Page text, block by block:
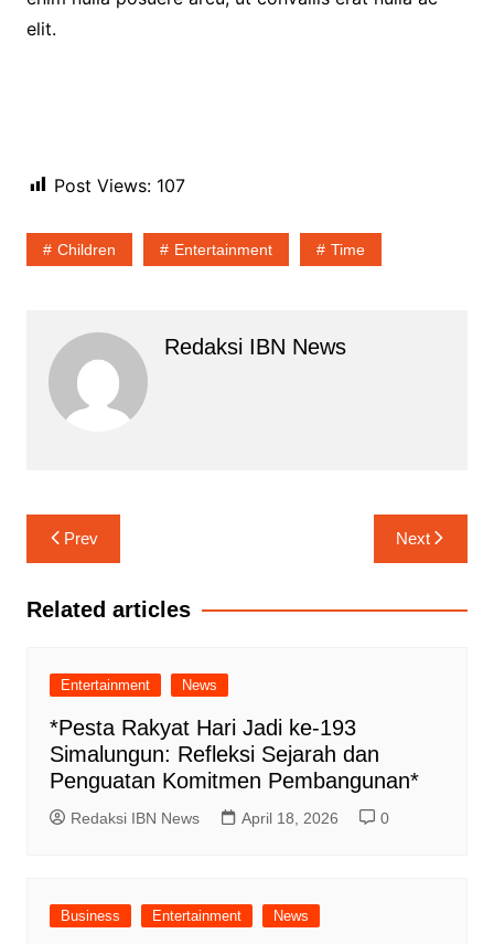
elit.
Post Views: 107
Children Entertainment Time
Redaksi IBN News
Navigasi
pos
Prev Next
Related articles
Entertainment News
*Pesta Rakyat Hari Jadi ke-193
Simalungun: Refleksi Sejarah dan
Penguatan Komitmen Pembangunan*
Redaksi IBN News April 18, 2026 0
Business Entertainment News